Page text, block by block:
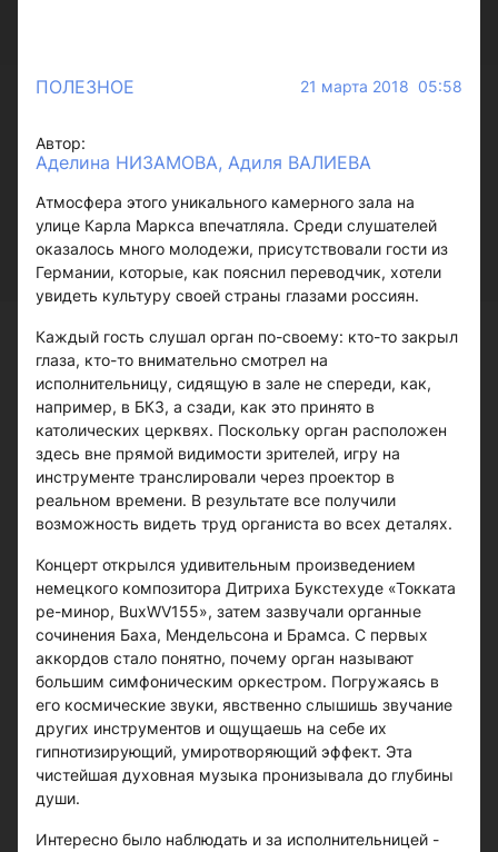
ПОЛЕЗНОЕ 21 марта 2018 05:58
Автор:
Аделина НИЗАМОВА, Адиля ВАЛИЕВА
Атмосфера этого уникального камерного зала на
улице Карла Маркса впечатляла. Среди слушателей
оказалось много молодежи, присутствовали гости из
Германии, которые, как пояснил переводчик, хотели
увидеть культуру своей страны глазами россиян.
Каждый гость слушал орган по-своему: кто-то закрыл
глаза, кто-то внимательно смотрел на
исполнительницу, сидящую в зале не спереди, как,
например, в БКЗ, а сзади, как это принято в
католических церквях. Поскольку орган расположен
здесь вне прямой видимости зрителей, игру на
инструменте транслировали через проектор в
реальном времени. В результате все получили
возможность видеть труд органиста во всех деталях.
Концерт открылся удивительным произведением
немецкого композитора Дитриха Букстехуде «Токката
ре-минор, BuxWV155», затем зазвучали органные
сочинения Баха, Мендельсона и Брамса. С первых
аккордов стало понятно, почему орган называют
большим симфоническим оркестром. Погружаясь в
его космические звуки, явственно слышишь звучание
других инструментов и ощущаешь на себе их
гипнотизирующий, умиротворяющий эффект. Эта
чистейшая духовная музыка пронизывала до глубины
души.
Интересно было наблюдать и за исполнительницей -